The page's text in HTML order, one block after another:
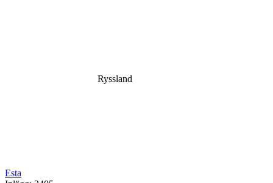
Esta
Ryssland